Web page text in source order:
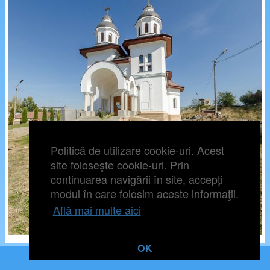
Politică de utilizare cookie-uri. Acest
site foloseşte cookie-uri. Prin
continuarea navigării în site, accepți
modul în care folosim aceste informaţii.
Află mai multe aici
OK